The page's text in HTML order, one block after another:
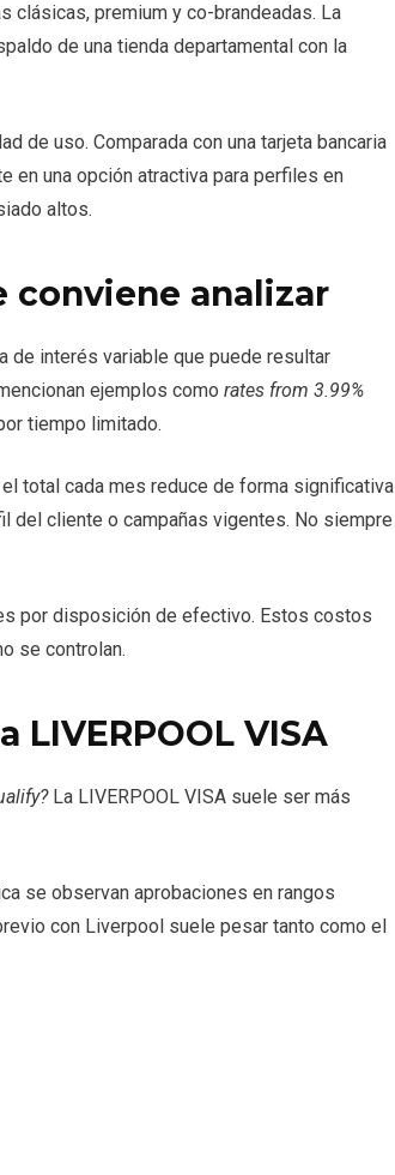
clásicas, premium y co-brandeadas. La
de una tienda departamental con la
de uso. Comparada con una tarjeta bancaria
en una opción atractiva para perfiles en
altos.
conviene analizar
de interés variable que puede resultar
ejemplos como rates from 3.99%
tiempo limitado.
total cada mes reduce de forma significativa
del cliente o campañas vigentes. No siempre
por disposición de efectivo. Estos costos
se controlan.
VISA
La LIVERPOOL VISA suele ser más
se observan aprobaciones en rangos
con Liverpool suele pesar tanto como el